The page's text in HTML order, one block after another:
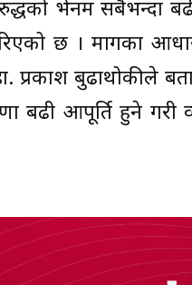
भेनम सबैभन्दा
छ । मागका
प्रकाश बुढाथोकीले
बढी आपूर्ति हुने गरी